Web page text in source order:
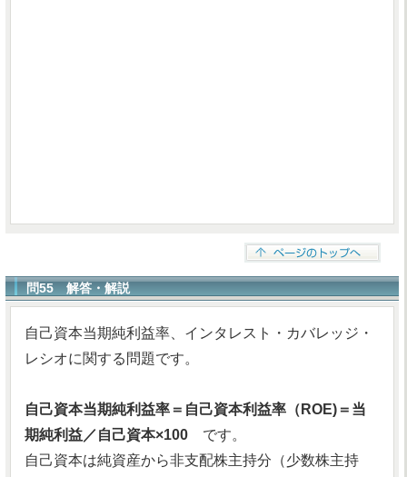
問55 解答・解説
自己資本当期純利益率、インタレスト・カバレッジ・
レシオに関する問題です。
自己資本当期純利益率＝自己資本利益率（ROE)＝当
期純利益／自己資本×100 です。
自己資本は純資産から非支配株主持分（少数株主持